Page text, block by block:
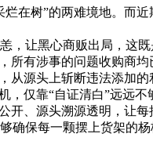
树”的两难境地。而
让黑心商贩出局，这既
有涉事的问题收购商
从源头上斩断违法添加的
靠“自证清白”远远不
、源头溯源透明，让
每一颗摆上货架的杨